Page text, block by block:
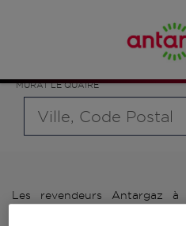
MURAT LE QUAIRE
bouteille souhaité et le type
distributeur automatique de
Les revendeurs Antargaz à